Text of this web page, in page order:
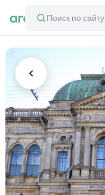
Поиск по сайту